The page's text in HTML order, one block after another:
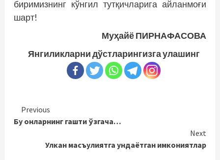
биримизнинг кўнгил тутқичларига айланмоғи
шарт!
Муҳайё ПИРНАФАСОВА
Янгиликларни дўстларингизга улашинг
Continue
Reading
Previous
Бу онларнинг гашти ўзгача…
Next
Улкан масъулиятга ундаётган имкониятлар